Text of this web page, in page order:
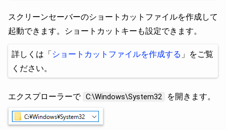
スクリーンセーバーのショートカットファイルを作成して
起動できます。ショートカットキーも設定できます。
詳しくは「ショートカットファイルを作成する 」をご覧
ください。
エクスプローラーで C:\Windows\System32 を開きます。